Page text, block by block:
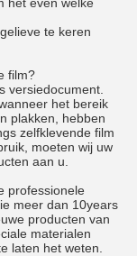
te keren
film?
versiedocument.
het bereik
plakken, hebben
zelfklevende film
moeten wij uw
aan u.
professionele
meer dan 10years
producten van
materialen
laten het weten.